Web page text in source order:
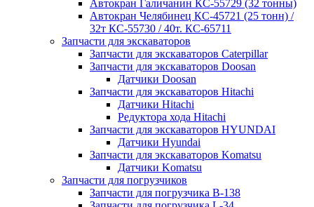
Автокран Галичанин КС-55729 (32 тонны)
Автокран Челябинец КС-45721 (25 тонн) /
32т КС-55730 / 40т. КС-65711
Запчасти для экскаваторов
Запчасти для экскаваторов Caterpillar
Запчасти для экскаваторов Doosan
Датчики Doosan
Запчасти для экскаваторов Hitachi
Датчики Hitachi
Редуктора хода Hitachi
Запчасти для экскаваторов HYUNDAI
Датчики Hyundai
Запчасти для экскаваторов Komatsu
Датчики Komatsu
Запчасти для погрузчиков
Запчасти для погрузчика B-138